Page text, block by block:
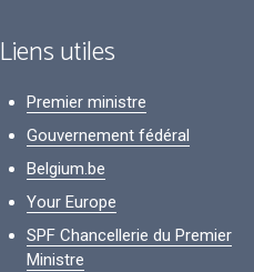
Liens utiles
Premier ministre
Gouvernement fédéral
Belgium.be
Your Europe
SPF Chancellerie du Premier
Ministre